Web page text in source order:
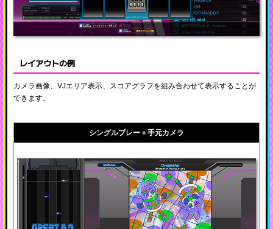
レイアウトの例
カメラ画像、VJエリア表示、スコアグラフを組み合わせて表示することが
できます。
シングルプレー＋手元カメラ